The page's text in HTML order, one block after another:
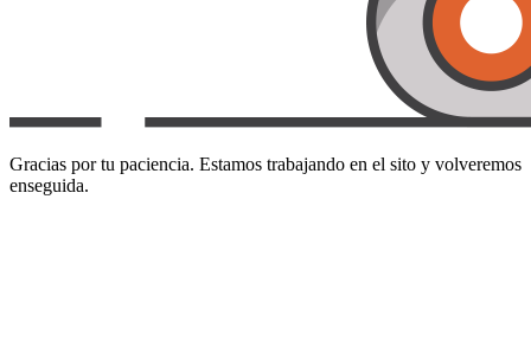
Gracias por tu paciencia. Estamos trabajando en el sito y volveremos
enseguida.